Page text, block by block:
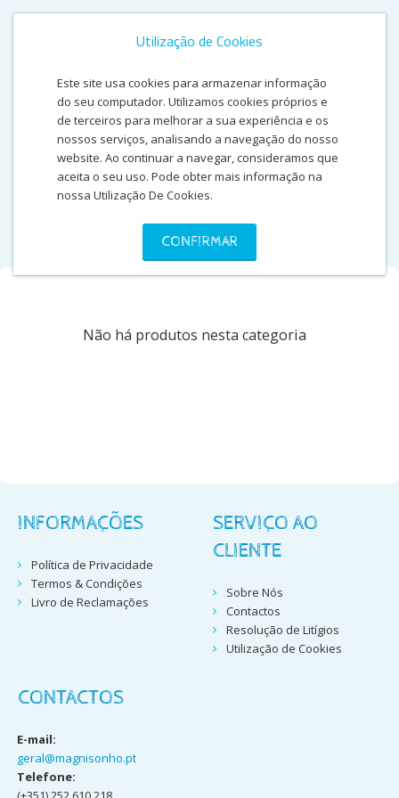
Utilização de Cookies
Este site usa cookies para armazenar informação
do seu computador. Utilizamos cookies próprios e
de terceiros para melhorar a sua experiência e os
nossos serviços, analisando a navegação do nosso
website. Ao continuar a navegar, consideramos que
aceita o seu uso. Pode obter mais informação na
nossa Utilização De Cookies.
CONFIRMAR
TÊXTEIS
Não há produtos nesta categoria
INFORMAÇÕES
Política de Privacidade
Termos & Condições
Livro de Reclamações
SERVIÇO AO
CLIENTE
Sobre Nós
Contactos
Resolução de Litígios
Utilização de Cookies
CONTACTOS
E-mail:
geral@magnisonho.pt
Telefone: